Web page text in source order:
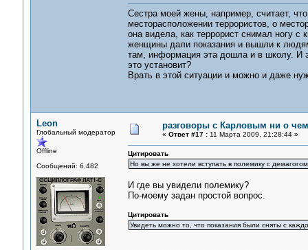
Сестра моей жены, например, считает,
месторасположении террористов, о
она видела, как террорист снимал ногу с
женщины дали показания и вышли к
там, информация эта дошла и в школу. И
это установит?
Врать в этой ситуации и можно и даже
Leon
Глобальный модератор
Offline
Сообщений: 6,482
разговоры с Карловым ни о
« Ответ #17 :11 Марта 2009, 21:28:44 »
Цитировать
Но вы же не хотели вступать в полемику с
И где вы увидели полемику?
По-моему задан простой вопрос.
Цитировать
Увидеть можно то, что показания были сняты с